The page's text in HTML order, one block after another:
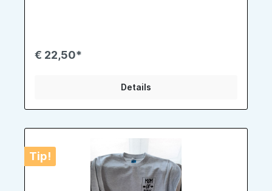
€ 22,50*
Details
Tip!